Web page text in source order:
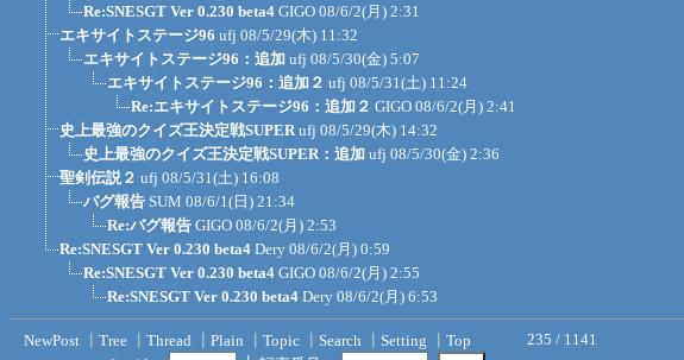
Re:SNESGT Ver 0.230 beta4 GIGO 08/6/2(月) 2:31
エキサイトステージ96 ufj 08/5/29(木) 11:32
エキサイトステージ96：追加 ufj 08/5/30(金) 5:07
エキサイトステージ96：追加２ ufj 08/5/31(土) 11:24
Re:エキサイトステージ96：追加２ GIGO 08/6/2(月) 2:41
史上最強のクイズ王決定戦SUPER ufj 08/5/29(木) 14:32
史上最強のクイズ王決定戦SUPER：追加 ufj 08/5/30(金) 2:36
聖剣伝説２ ufj 08/5/31(土) 16:08
バグ報告 SUM 08/6/1(日) 21:34
Re:バグ報告 GIGO 08/6/2(月) 2:53
Re:SNESGT Ver 0.230 beta4 Dery 08/6/2(月) 0:59
Re:SNESGT Ver 0.230 beta4 GIGO 08/6/2(月) 2:55
Re:SNESGT Ver 0.230 beta4 Dery 08/6/2(月) 6:53
NewPost Tree Thread Plain Topic Search Setting Top 235 / 1141